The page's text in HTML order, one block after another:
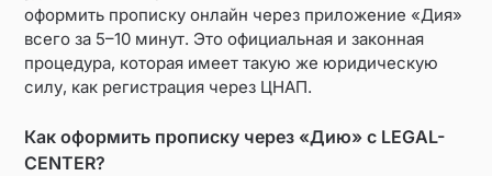
оформить прописку онлайн через приложение «Дия»
всего за 5–10 минут. Это официальная и законная
процедура, которая имеет такую же юридическую
силу, как регистрация через ЦНАП.
Как оформить прописку через «Дию» с LEGAL-
CENTER?